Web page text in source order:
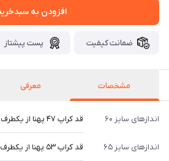
افزودن به
ضمانت کیفیت پست پیشتاز
مشخصات معرفی
اندازهای سایز ۶۰ قد کراپ ۴۷ پهنا از یکطرف ۴۶ قد شلوار ۸۹ سانت
اندازهای سایز ۶۵ قد کراپ ۵۳ پهنا از یکطرف ۵۰ قد شلوار ۹۶ سانت